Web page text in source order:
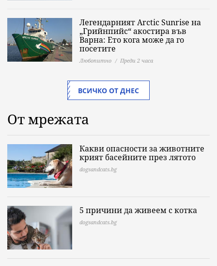
Легендарният Arctic Sunrise на
„Грийнпийс“ акостира във
Варна: Ето кога може да го
посетите
Любопитно Преди 2 часа
ВСИЧКО ОТ ДНЕС
От мрежата
Какви опасности за животните
крият басейните през лятото
dogsandcats.bg
5 причини да живеем с котка
dogsandcats.bg